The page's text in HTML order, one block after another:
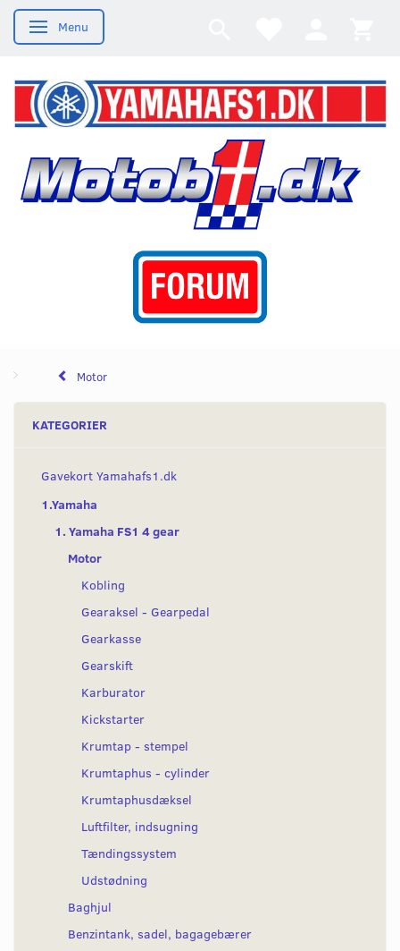
Skifte navigation
Menu
Motor
KATEGORIER
Gavekort Yamahafs1.dk
1.Yamaha
1. Yamaha FS1 4 gear
Motor
Kobling
Gearaksel - Gearpedal
Gearkasse
Gearskift
Karburator
Kickstarter
Krumtap - stempel
Krumtaphus - cylinder
Krumtaphusdæksel
Luftfilter, indsugning
Tændingssystem
Udstødning
Baghjul
Benzintank, sadel, bagagebærer